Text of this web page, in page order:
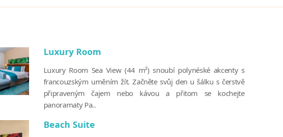
Luxury Room
Luxury Room Sea View (44 m²) snoubí polynéské akcenty s
francouzským uměním žít. Začněte svůj den u šálku s čerstvě
připraveným čajem nebo kávou a přitom se kochejte
panoramaty Pa..
Beach Suite